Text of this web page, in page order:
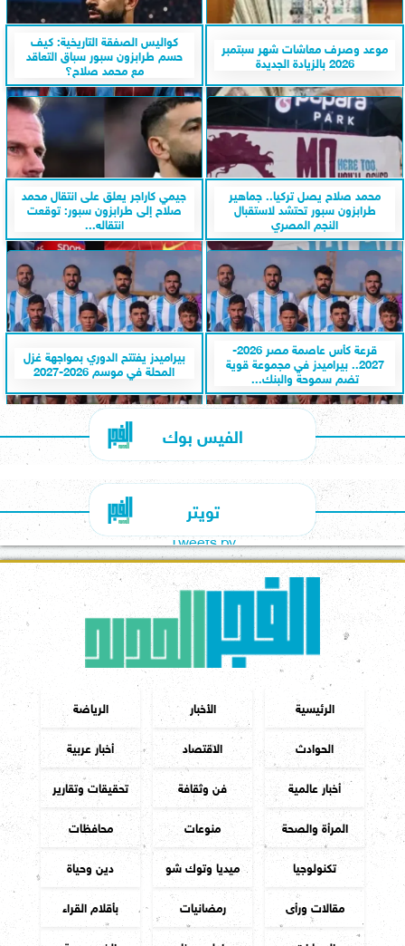
موعد وصرف معاشات شهر سبتمبر
2026 بالزيادة الجديدة
كواليس الصفقة التاريخية: كيف
حسم طرابزون سبور سباق التعاقد
مع محمد صلاح؟
محمد صلاح يصل تركيا.. جماهير
طرابزون سبور تحتشد لاستقبال
النجم المصري
جيمي كاراجر يعلق على انتقال محمد
صلاح إلى طرابزون سبور: توقعت
انتقاله...
قرعة كأس عاصمة مصر 2026-
2027.. بيراميدز في مجموعة قوية
تضم سموحة والبنك...
بيراميدز يفتتح الدوري بمواجهة غزل
المحلة في موسم 2026-2027
الفيس بوك
تويتر
Tweets by
الرئيسية الأخبار
الرياضة
الحوادث
الاقتصاد
أخبار عربية
أخبار عالمية
فن وثقافة
تحقيقات وتقارير
المرأة والصحة
منوعات
محافظات
تكنولوجيا
ميديا وتوك شو
دين وحياة
مقالات ورأى
رمضانيات
بأقلام القراء